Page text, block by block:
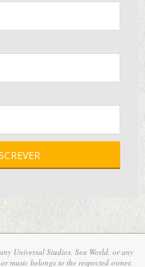
Universal Studios, Sea World, or any
music belongs to the respected owner.